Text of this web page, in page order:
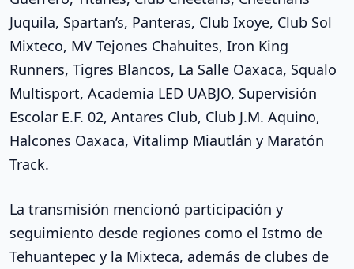
Juquila, Spartan’s, Panteras, Club Ixoye, Club Sol
Mixteco, MV Tejones Chahuites, Iron King
Runners, Tigres Blancos, La Salle Oaxaca, Squalo
Multisport, Academia LED UABJO, Supervisión
Escolar E.F. 02, Antares Club, Club J.M. Aquino,
Halcones Oaxaca, Vitalimp Miautlán y Maratón
Track.
La transmisión mencionó participación y
seguimiento desde regiones como el Istmo de
Tehuantepec y la Mixteca, además de clubes de